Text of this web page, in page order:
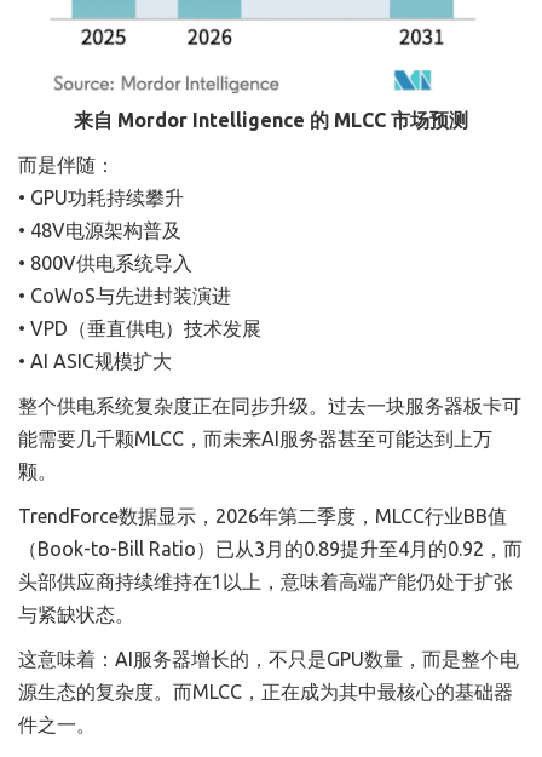
来自 Mordor Intelligence 的 MLCC 市场预测
而是伴随：
• GPU功耗持续攀升
• 48V电源架构普及
• 800V供电系统导入
• CoWoS与先进封装演进
• VPD（垂直供电）技术发展
• AI ASIC规模扩大
整个供电系统复杂度正在同步升级。过去一块服务器板卡可
能需要几千颗MLCC，而未来AI服务器甚至可能达到上万
颗。
TrendForce数据显示，2026年第二季度，MLCC行业BB值
（Book-to-Bill Ratio）已从3月的0.89提升至4月的0.92，而
头部供应商持续维持在1以上，意味着高端产能仍处于扩张
与紧缺状态。
这意味着：AI服务器增长的，不只是GPU数量，而是整个电
源生态的复杂度。而MLCC，正在成为其中最核心的基础器
件之一。